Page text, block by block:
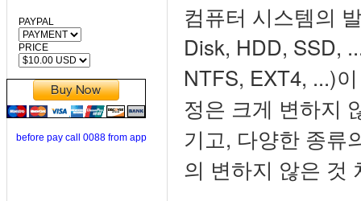
PAYPAL
PRICE
before pay call 0088 from app
컴퓨터 시스템의
Disk, HDD, SSD,
NTFS, EXT4, ...)
정은 크게 변하지
기고, 다양한 종류
의 변하지 않은 것